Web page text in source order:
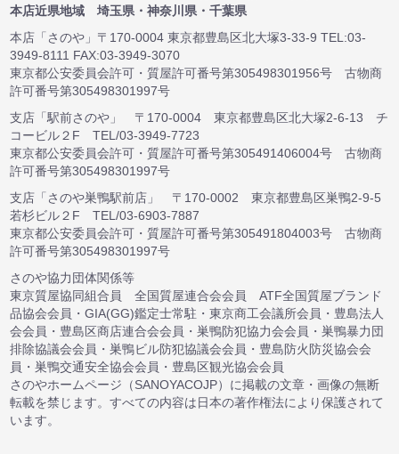
本店近県地域 埼玉県・神奈川県・千葉県
本店「さのや」〒170-0004 東京都豊島区北大塚3-33-9 TEL:03-
3949-8111 FAX:03-3949-3070
東京都公安委員会許可・質屋許可番号第305498301956号 古物商
許可番号第305498301997号
支店「駅前さのや」 〒170-0004 東京都豊島区北大塚2-6-13 チ
コービル２F TEL/03-3949-7723
東京都公安委員会許可・質屋許可番号第305491406004号 古物商
許可番号第305498301997号
支店「さのや巣鴨駅前店」 〒170-0002 東京都豊島区巣鴨2-9-5
若杉ビル２F TEL/03-6903-7887
東京都公安委員会許可・質屋許可番号第305491804003号 古物商
許可番号第305498301997号
さのや協力団体関係等
東京質屋協同組合員 全国質屋連合会会員 ATF全国質屋ブランド
品協会会員・GIA(GG)鑑定士常駐・東京商工会議所会員・豊島法人
会会員・豊島区商店連合会会員・巣鴨防犯協力会会員・巣鴨暴力団
排除協議会会員・巣鴨ビル防犯協議会会員・豊島防火防災協会会
員・巣鴨交通安全協会会員・豊島区観光協会会員
さのやホームページ（SANOYACOJP）に掲載の文章・画像の無断
転載を禁じます。すべての内容は日本の著作権法により保護されて
います。